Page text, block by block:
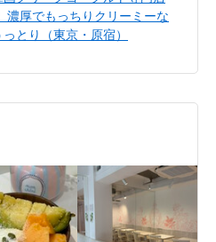
濃厚でもっちりクリーミーな
とり（東京・原宿）